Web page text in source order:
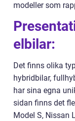
modeller som
elbilar:
Det finns olika
hybridbilar,
har sina egna
sidan finns det
Model S, Nissan